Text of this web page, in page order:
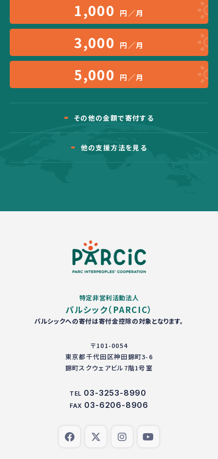
1,000 円／月
3,000 円／月
5,000 円／月
その他の金額で寄付する
他の支援方法を見る
特定非営利活動法人
パルシック（PARCIC）
パルシックへの寄付は寄付金控除の対象となります。
〒101-0054
東京都千代田区神田錦町3-6
錦町スクウェアビル7階1号室
TEL 03-3253-8990
FAX 03-6206-8906